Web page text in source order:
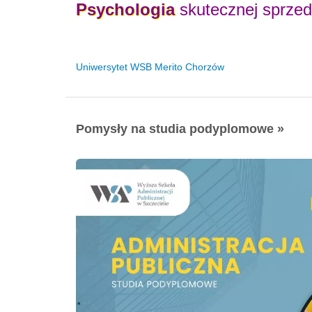
Psychologiaskutecznej
Uniwersytet WSB Merito Chorzów
Pomysły na studia podyplomowe »